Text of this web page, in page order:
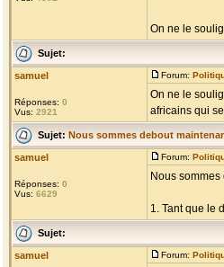
On ne le
Sujet:
samuel
Réponses: 0
Vus: 2921
Forum:
On ne le
africains qui
Sujet: Nous sommes debout
samuel
Réponses: 0
Vus: 6629
Forum:
Nous
1. Tant que le
Sujet:
samuel Forum: